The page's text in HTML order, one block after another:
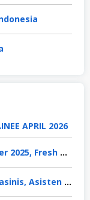
APRIL 2026
Magang Nasional Mulai Oktober 2025, Fresh Graduate Dapat Gaji UMP Selama 6 Bulan
Mengenal Posisi Kondektur, Masinis, Asisten PPKA, Pemeliharaan Sarana dan Prasarana, Polsuska (Polisi Khusus Kereta Api), di PT KAI